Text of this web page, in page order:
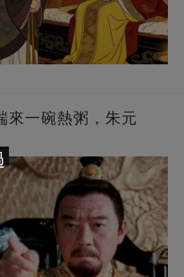
來一碗熱粥，朱元